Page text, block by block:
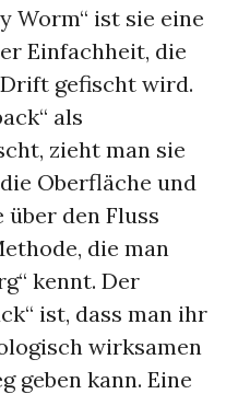
Worm“ ist sie eine
Einfachheit, die
gefischt wird.
als
zieht man sie
Oberfläche und
über den Fluss
die man
kennt. Der
ist, dass man ihr
wirksamen
geben kann. Eine